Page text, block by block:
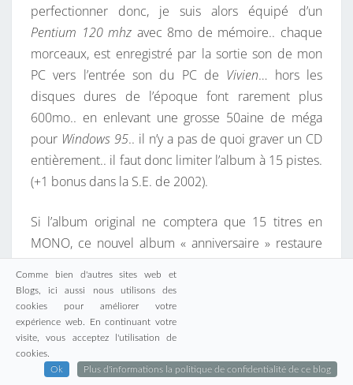
perfectionner donc, je suis alors équipé d’un
Pentium 120 mhz avec 8mo de mémoire.. chaque
morceaux, est enregistré par la sortie son de mon
PC vers l’entrée son du PC de Vivien… hors les
disques dures de l’époque font rarement plus
600mo.. en enlevant une grosse 50aine de méga
pour Windows 95.. il n’y a pas de quoi graver un CD
entièrement.. il faut donc limiter l’album à 15 pistes.
(+1 bonus dans la S.E. de 2002).
Si l’album original ne comptera que 15 titres en
MONO, ce nouvel album « anniversaire » restaure
tous ceux-ci en stéréo et inclus également 10 titres
qui avaient dû être abandonnés ou améliorés par la
suite :Trip to Aywaille City, Come on Baby, Alors
regarde, Qu’est-ce que je fous ici ?, This day was a
good day, Voyage au bout du monde
versions chantées deGive me the nightetHey Mister
Comme bien d'autres sites web et
Blogs, ici aussi nous utilisons des
cookies pour améliorer votre
expérience web. En continuant votre
visite, vous acceptez l'utilisation de
cookies.
Ok
Plus d'informations la politique de confidentialité de ce blog